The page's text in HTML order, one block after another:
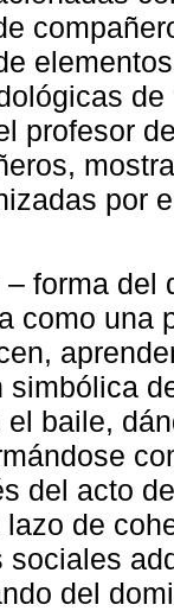
profesor
por
forma del
como una
simbólica
baile,
del acto
de
sociales
del